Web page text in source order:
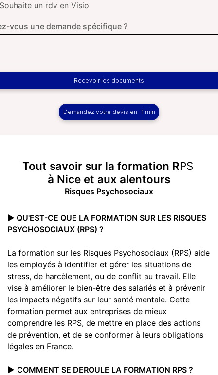
Souhaite un rdv en Visio
vous une demande spécifique ?
Recevoir les documents
Demandez votre devis en -1 min
Tout savoir sur la formation RPS
à Nice et aux alentours
Risques Psychosociaux
▶️ QU'EST-CE QUE LA FORMATION SUR LES RISQUES
PSYCHOSOCIAUX (RPS) ?
La formation sur les Risques Psychosociaux (RPS) aide
les employés à identifier et gérer les situations de
stress, de harcèlement, ou de conflit au travail. Elle
vise à améliorer le bien-être des salariés et à prévenir
les impacts négatifs sur leur santé mentale. Cette
formation permet aux entreprises de mieux
comprendre les RPS, de mettre en place des actions
de prévention, et de se conformer à leurs obligations
légales en France.
▶️ COMMENT SE DEROULE LA FORMATION RPS ?